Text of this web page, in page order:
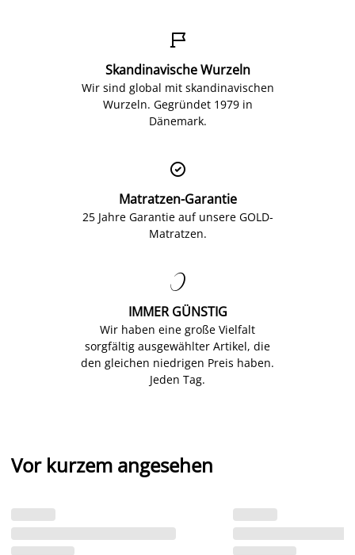

Skandinavische Wurzeln
Wir sind global mit skandinavischen
Wurzeln. Gegründet 1979 in
Dänemark.

Matratzen-Garantie
25 Jahre Garantie auf unsere GOLD-
Matratzen.

IMMER GÜNSTIG
Wir haben eine große Vielfalt
sorgfältig ausgewählter Artikel, die
den gleichen niedrigen Preis haben.
Jeden Tag.
Vor kurzem angesehen